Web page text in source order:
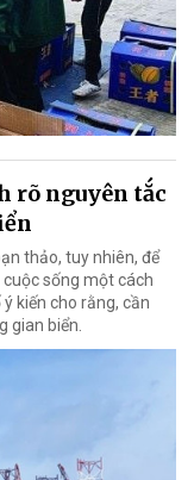
rõ nguyên tắc
thảo, tuy nhiên, để
sống một cách
kiến cho rằng, cần
gian biển.